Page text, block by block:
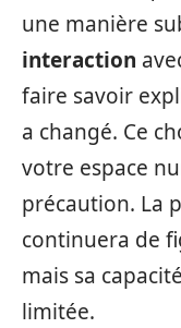
une manière
interaction
faire savoir
a changé. Ce
votre espace
précaution. La
continuera de
mais sa
limitée.